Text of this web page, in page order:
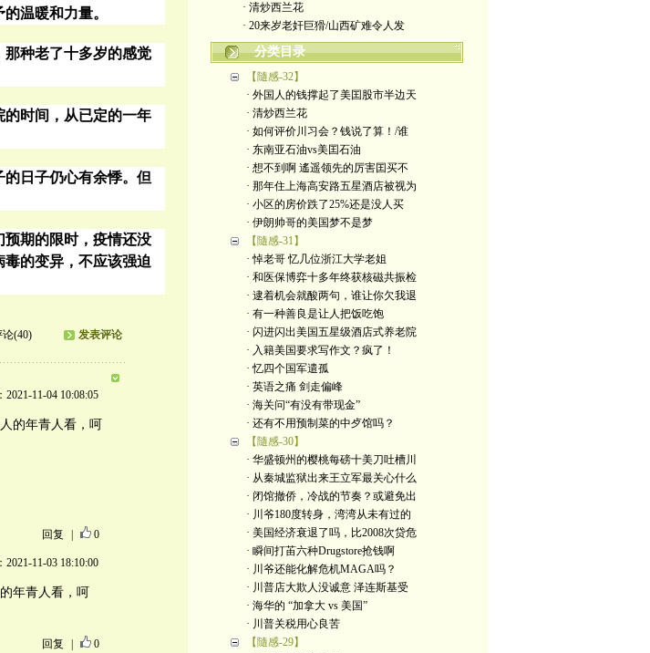
温暖和力量。
种老了十多岁的感觉
时间，从已定的一年
日子仍心有余悸。但
预期的限时，疫情还没
的变异，不应该强迫
论(40) 发表评论
2021-11-04 10:08:05
的年青人看，呵
回复 0
2021-11-03 18:10:00
年青人看，呵
回复 0
· 清炒西兰花
· 20来岁老奸巨猾/山西矿难令人发
分类目录
【隨感-32】
· 外国人的钱撑起了美囯股市半边天
· 清炒西兰花
· 如何评价川习会？钱说了算！/谁
· 东南亚石油vs美囯石油
· 想不到啊 遙遥领先的厉害囯买不
· 那年住上海高安路五星酒店被视为
· 小区的房价跌了25%还是没人买
· 伊朗帅哥的美国梦不是梦
【隨感-31】
· 悼老哥 忆几位浙江大学老姐
· 和医保博弈十多年终获核磁共振检
· 逮着机会就酸两句，谁让你欠我退
· 有一种善良是让人把饭吃饱
· 闪进闪出美国五星级酒店式养老院
· 入籍美国要求写作文？疯了！
· 忆四个国军遣孤
· 英语之痛 剑走偏峰
· 海关问“有没有带现金”
· 还有不用预制菜的中歺馆吗？
【隨感-30】
· 华盛顿州的樱桃每磅十美刀吐槽川
· 从秦城监狱出来王立军最关心什么
· 闭馆撤侨，冷战的节奏？或避免出
· 川爷180度转身，湾湾从未有过的
· 美国经济衰退了吗，比2008次贷危
· 瞬间打苖六种Drugstore抢钱啊
· 川爷还能化解危机MAGA吗？
· 川普店大欺人没诚意 泽连斯基受
· 海华的 “加拿大 vs 美国”
· 川普关税用心良苦
【隨感-29】